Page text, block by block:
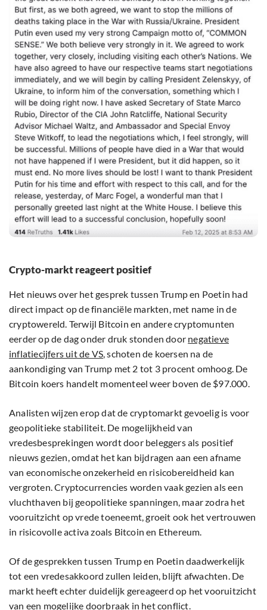
Crypto-markt reageert positief
Het nieuws over het gesprek tussen Trump en Poetin had
direct impact op de financiële markten, met name in de
cryptowereld. Terwijl Bitcoin en andere cryptomunten
eerder op de dag onder druk stonden door negatieve
inflatiecijfers uit de VS, schoten de koersen na de
aankondiging van Trump met 2 tot 3 procent omhoog. De
Bitcoin koers handelt momenteel weer boven de $97.000.
Analisten wijzen erop dat de cryptomarkt gevoelig is voor
geopolitieke stabiliteit. De mogelijkheid van
vredesbesprekingen wordt door beleggers als positief
nieuws gezien, omdat het kan bijdragen aan een afname
van economische onzekerheid en risicobereidheid kan
vergroten. Cryptocurrencies worden vaak gezien als een
vluchthaven bij geopolitieke spanningen, maar zodra het
vooruitzicht op vrede toeneemt, groeit ook het vertrouwen
in risicovolle activa zoals Bitcoin en Ethereum.
Of de gesprekken tussen Trump en Poetin daadwerkelijk
tot een vredesakkoord zullen leiden, blijft afwachten. De
markt heeft echter duidelijk gereageerd op het vooruitzicht
van een mogelijke doorbraak in het conflict.